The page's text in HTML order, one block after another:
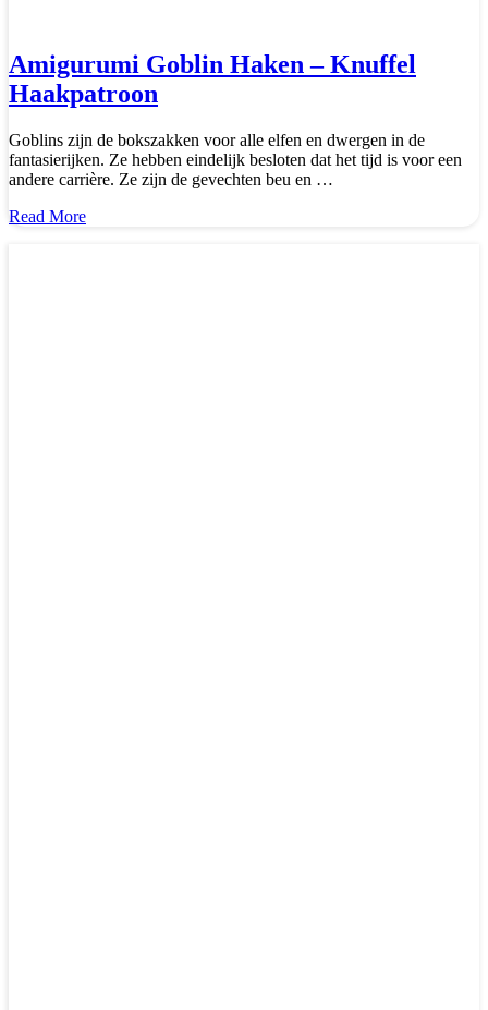
Amigurumi Goblin Haken – Knuffel
Haakpatroon
Goblins zijn de bokszakken voor alle elfen en dwergen in de
fantasierijken. Ze hebben eindelijk besloten dat het tijd is voor een
andere carrière. Ze zijn de gevechten beu en …
Read Moreabout